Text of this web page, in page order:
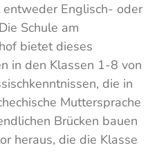
Englisch- oder
Schule am
bietet dieses
in den Klassen 1-8 von
die in
Muttersprache
Brücken bauen
heraus, die die Klasse